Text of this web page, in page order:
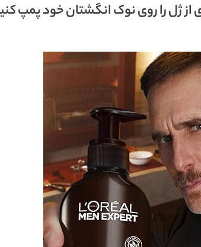
ژل را روی نوک انگشتان خود پمپ